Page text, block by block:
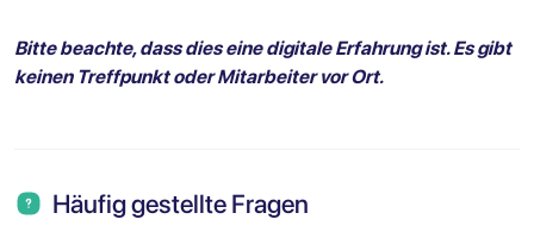
Bitte beachte, dass dies eine digitale Erfahrung ist. Es gibt
keinen Treffpunkt oder Mitarbeiter vor Ort.
Häufig gestellte Fragen